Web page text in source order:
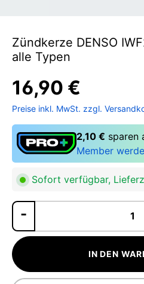
Zündkerze DENSO
alle Typen
16,90 €
Preise inkl. MwSt. zzgl.
2,10 € sparen
Member
Sofort verfügbar,
IN DEN